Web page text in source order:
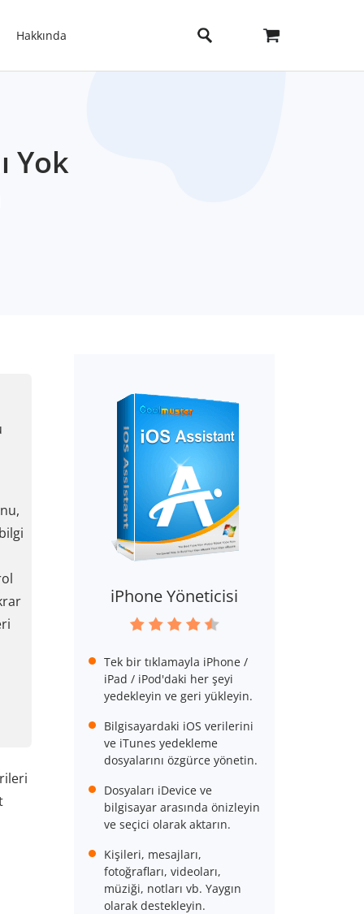
Hakkında
Yok
iPhone Yöneticisi
Tek bir tıklamayla iPhone /
iPad / iPod'daki her şeyi
yedekleyin ve geri yükleyin.
Bilgisayardaki iOS verilerini
ve iTunes yedekleme
dosyalarını özgürce yönetin.
Dosyaları iDevice ve
bilgisayar arasında önizleyin
ve seçici olarak aktarın.
Kişileri, mesajları,
fotoğrafları, videoları,
müziği, notları vb. Yaygın
olarak destekleyin.